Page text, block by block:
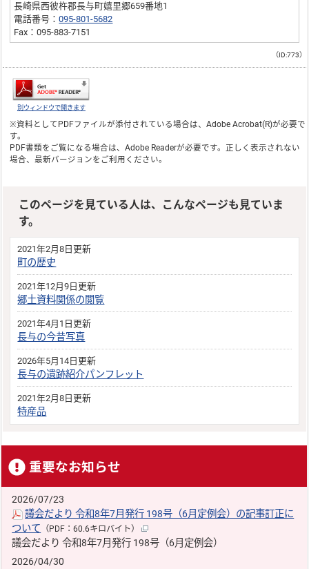
長崎県西彼杵郡長与町嬉里郷659番地1
電話番号：095-801-5682
Fax：095-883-7151
（ID:773）
別ウィンドウで開きます
※資料としてPDFファイルが添付されている場合は、Adobe Acrobat(R)が必要で
す。
PDF書類をご覧になる場合は、Adobe Readerが必要です。正しく表示されない
場合、最新バージョンをご利用ください。
このページを見ている人は、こんなページも見ていま
す。
2021年2月8日更新
町の歴史
2021年12月9日更新
郷土資料関係の閲覧
2021年4月1日更新
長与の今昔写真
2026年5月14日更新
長与の遺跡紹介パンフレット
2021年2月8日更新
特産品
重要なお知らせ
2026/07/23
議会だより 令和8年7月発行 198号（6月定例会）の記事訂正に
ついて （PDF：60.6キロバイト）
議会だより 令和8年7月発行 198号（6月定例会）
2026/04/30